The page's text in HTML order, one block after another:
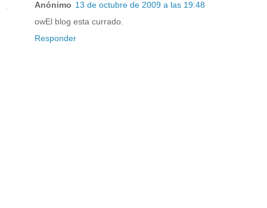
Anónimo 13 de octubre de 2009 a las 19:48
owEl blog esta currado.
Responder